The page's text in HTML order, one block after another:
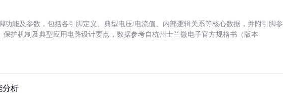
功能及参数，包括各引脚定义、典型电压/电流值、内部逻辑关系等核心数据，并附引脚参
护机制及典型应用电路设计要点，数据参考自杭州士兰微电子官方规格书（版本
分析